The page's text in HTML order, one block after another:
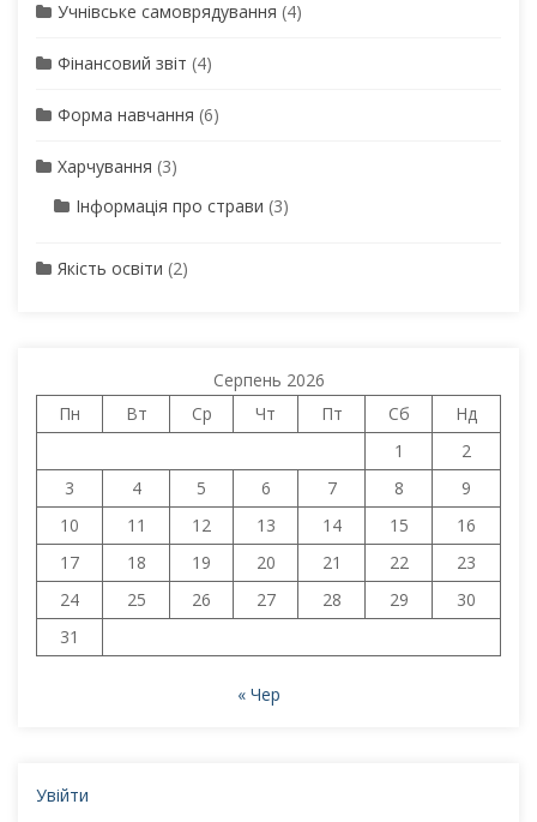
Учнівське самоврядування (4)
Фінансовий звіт (4)
Форма навчання (6)
Харчування (3)
Інформація про страви (3)
Якість освіти (2)
Серпень 2026
Пн
Вт Ср Чт Пт Сб
Нд
1
2
3
4 5 6 7 8
9
10
11 12 13 14 15
16
17
18 19 20 21 22
23
24
25 26 27 28 29
30
31
« Чер
Увійти